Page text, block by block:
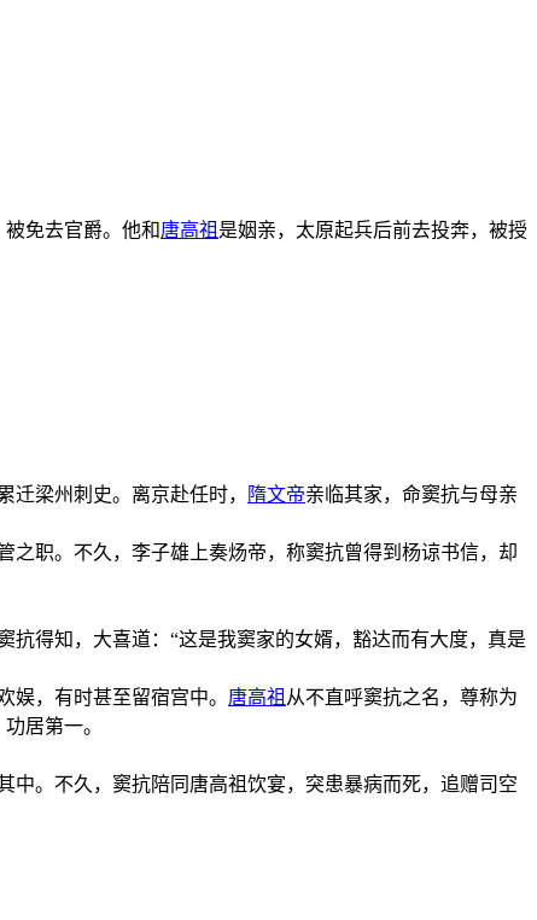
被免去官爵。他和唐高祖 是姻亲，太原起兵后前去投奔，被授
迁梁州刺史。离京赴任时， 隋文帝亲临其家，命窦抗与母亲
职。不久，李子雄上奏炀帝，称窦抗曾得到杨谅书信，却
抗得知，大喜道：“这是我窦家的女婿，豁达而有大度，真是
娱，有时甚至留宿宫中。 唐高祖 从不直呼窦抗之名，尊称为
居第一。
中。不久，窦抗陪同唐高祖饮宴，突患暴病而死，追赠司空